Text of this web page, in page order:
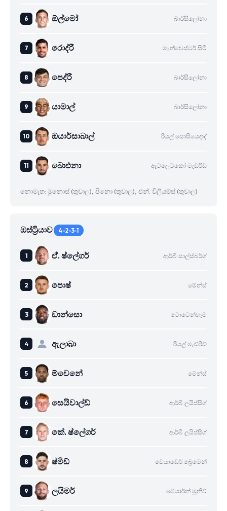
ඕල්මෝ බාර්සිලෝනා
රොද්රී මෑන්චෙස්ටර් සිටි
පෙද්රී බාර්සිලෝනා
යාමාල් බාර්සිලෝනා
ඔයාර්සාබාල් රියල් සොසියෙදාද්
බාෙඑනා ඇට්ලෙටිකෝ මැඩ්රිඩ්
නොමැත: මූනොස් (තුවාල), පිනො (තුවාල), එන්. විලියම්ස් (තුවාල)
ඔස්ට්‍රියාව 4-2-3-1
ඒ. ෂ්ලේගර් ආර්බී සාල්ස්බර්ග්
පොෂ් මේන්ස්
ඩාන්සො ටොටෙන්හෑම්
ඇලාබා රියල් මැඩ්රිඩ්
ම්වෙනේ මේන්ස්
සෙයිවාල්ඩ් ආර්බී ලයිප්සිග්
කේ. ෂ්ලේගර් ආර්බී ලයිප්සිග්
ෂ්මිඩ් වෙයාඩෙර් බ්‍රෙමෙන්
ලයිමර් බේයාර්න් මූනිච්